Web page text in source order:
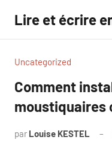
contenu
Lire et écrire
Uncategorized
Comment
moustiquaires
par Louise KESTEL